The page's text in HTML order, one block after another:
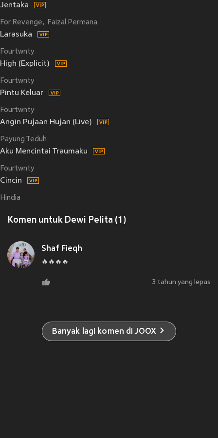
Jentaka
For Revenge Faizal Permana
Larasuka
Fourtwnty
High (Explicit)
Fourtwnty
Pintu Keluar
Fourtwnty
Angin Pujaan Hujan (Live)
Payung Teduh
Aku Mencintai Traumaku
Fourtwnty
Cincin
Hindia
Komen untuk Dewi Pelita (1)
Shaf Fieqh
🔥🔥🔥🔥
3 tahun yang lepas
Banyak lagi komen di JOOX